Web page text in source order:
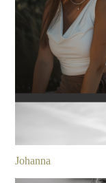
Johanna